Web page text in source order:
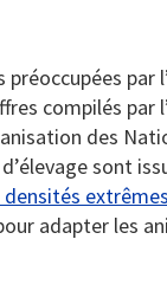
par
compilés par
des
sont
extrêmes
adapter les